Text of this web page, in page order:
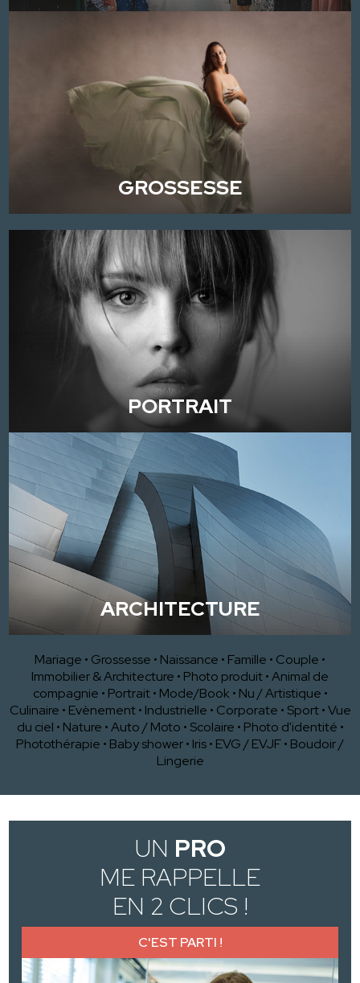
GROSSESSE
PORTRAIT
ARCHITECTURE
Mariage • Grossesse • Naissance • Famille • Couple •
Immobilier & Architecture • Photo produit•Animal de
compagnie • Portrait • Mode/Book • Nu / Artistique •
Culinaire • Evènement • Industrielle • Corporate • Sport •Vue
du ciel • Nature •Auto / Moto • Scolaire • Photo d'identité •
Photothérapie • Baby shower• Iris• EVG / EVJF• Boudoir /
Lingerie
UN PRO
ME RAPPELLE
EN 2 CLICS !
C'EST PARTI !